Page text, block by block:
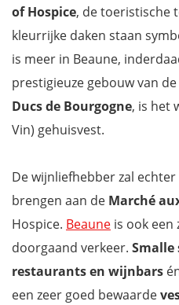
of Hospice, de toeristische
kleurrijke daken staan
is meer in Beaune,
prestigieuze gebouw van
Ducs de Bourgogne, is het
Vin) gehuisvest.
De wijnliefhebber zal
brengen aan de Marché
Hospice. Beaune is ook een
doorgaand verkeer.
restaurants en wijnbars
een zeer goed bewaarde